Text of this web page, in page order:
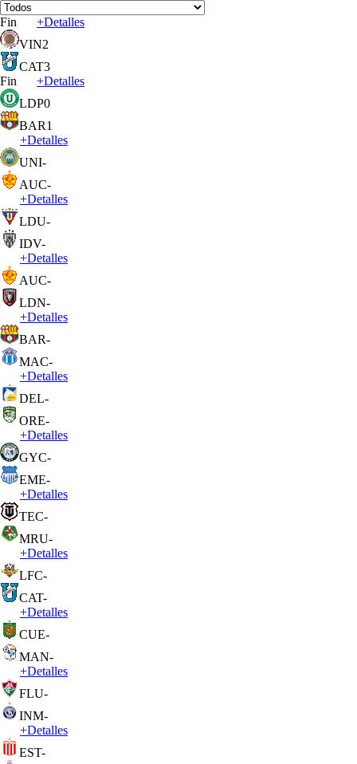
Fin +Detalles
VIN2
CAT3
Fin
+Detalles
LDP0
BAR1
+Detalles
UNI-
AUC-
+Detalles
LDU-
IDV-
+Detalles
AUC-
LDN-
+Detalles
BAR-
MAC-
+Detalles
DEL-
ORE-
+Detalles
GYC-
EME-
+Detalles
TEC-
MRU-
+Detalles
LFC-
CAT-
+Detalles
CUE-
MAN-
+Detalles
FLU-
INM-
+Detalles
EST-